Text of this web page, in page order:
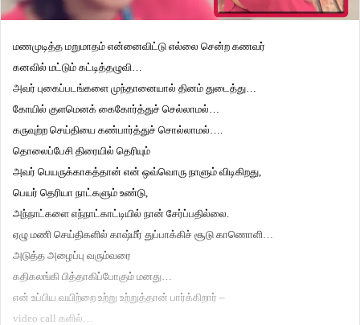
மணமுடித்த மறுமாதம் என்னைவிட்டு எல்லை சென்ற கணவர்
கனவில் மட்டும் கட்டித்தழுவி…
அவர் புகைப்படங்களை முந்தானையால் தினம் துடைத்து…
கோயில் குளமெனக் கைகோர்த்துச் செல்லாமல்…
கருவுற்ற செய்தியை கண்பார்த்துச் சொல்லாமல்….
தொலைப்பேசி திரையில் தெரியும்
அவர் பெயருக்காகத்தான் என் ஒவ்வொரு நாளும் விடிகிறது,
பெயர் தெரியா நாட்களும் உண்டு,
அந்நாட்களை எந்நாட்காட்டியில் நான் சேர்ப்பதில்லை.
ஏழு மணி செய்திகளில் காஷ்மீர் துப்பாக்கிச் சூடு காணொளி…
அடுத்த அழைப்பு வரும்வரை
கதிகலங்கி பித்தாகிப்போகும் மனது…
என் உப்பிய வயிற்றை உற்று உற்றுத்தான் பார்க்கிறார் –
video call களில்…